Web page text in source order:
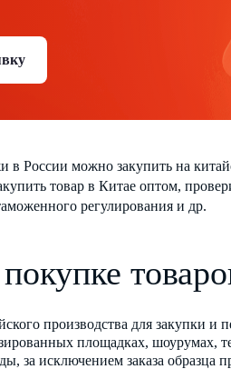
в России можно закупить на
товар в Китае оптом,
регулирования и др.
производства для закупки
площадках, шоурумах,
за исключением заказа образца